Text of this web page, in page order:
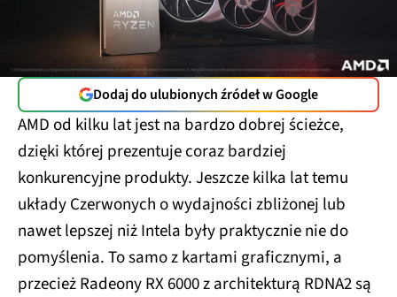
Dodaj do ulubionych źródeł w Google
AMD od kilku lat jest na bardzo dobrej ścieżce,
dzięki której prezentuje coraz bardziej
konkurencyjne produkty. Jeszcze kilka lat temu
układy Czerwonych o wydajności zbliżonej lub
nawet lepszej niż Intela były praktycznie nie do
pomyślenia. To samo z kartami graficznymi, a
przecież Radeony RX 6000 z architekturą RDNA2 są